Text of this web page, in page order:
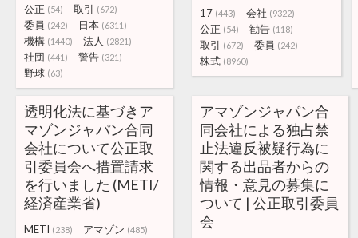
公正 (54) 取引 (672)
委員 (242) 日本 (6311)
機構 (1440) 法人 (2821)
社団 (441) 警告 (321)
野球 (63)
17 (443) 会社 (9322)
公正 (54) 勧告 (118)
取引 (672) 委員 (242)
株式 (8960)
透明化法に基づきア
マゾンジャパン合同
会社について公正取
引委員会へ措置請求
を行いました (METI/
経済産業省)
METI (238) アマゾン (485)
アマゾンジャパン合
同会社による独占禁
止法違反被疑行為に
関する出品者からの
情報・意見の募集に
ついて | 公正取引委員
会